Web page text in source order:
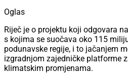
Oglas
Riječ je o projektu koji odgovara
s kojima se suočava oko 115
podunavske regije, i to jačanjem
izgradnjom zajedničke platforme
klimatskim promjenama.